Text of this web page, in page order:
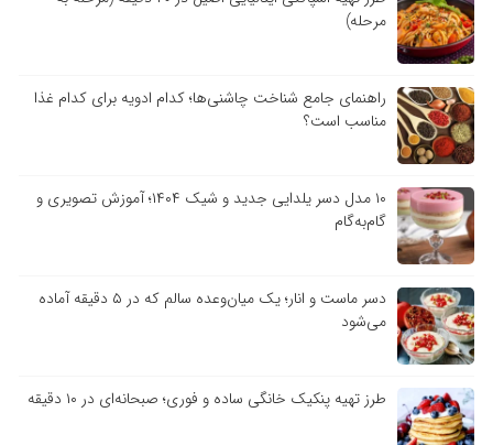
مرحله)
راهنمای جامع شناخت چاشنی‌ها؛ کدام ادویه برای کدام غذا
مناسب است؟
۱۰ مدل دسر یلدایی جدید و شیک ۱۴۰۴؛ آموزش تصویری و
گام‌به‌گام
دسر ماست و انار؛ یک میان‌وعده سالم که در ۵ دقیقه آماده
می‌شود
طرز تهیه پنکیک خانگی ساده و فوری؛ صبحانه‌ای در ۱۰ دقیقه